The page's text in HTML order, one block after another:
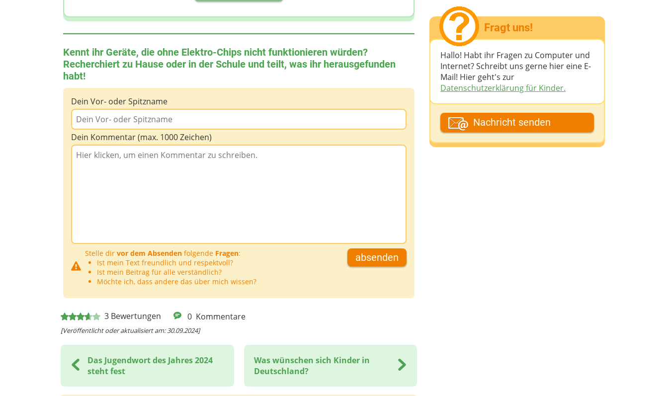
Kennt ihr Geräte, die ohne Elektro-Chips nicht funktionieren würden?
Recherchiert zu Hause oder in der Schule und teilt, was ihr herausgefunden
habt!
Dein Vor- oder Spitzname
Dein Kommentar (max. 1000 Zeichen)
Stelle dir vor dem Absenden folgende Fragen:
Ist mein Text freundlich und respektvoll?
Ist mein Beitrag für alle verständlich?
Möchte ich, dass andere das über mich wissen?
absenden
3 Bewertungen 0 Kommentare
[Veröffentlicht oder aktualisiert am: 30.09.2024]
Das Jugendwort des Jahres 2024
steht fest
Was wünschen sich Kinder in
Deutschland?
Fragt uns!
Hallo! Habt ihr Fragen zu Computer und
Internet? Schreibt uns gerne hier eine E-
Mail! Hier geht's zur
Datenschutzerklärung für Kinder.
Dein Fantasiename
Nachricht senden